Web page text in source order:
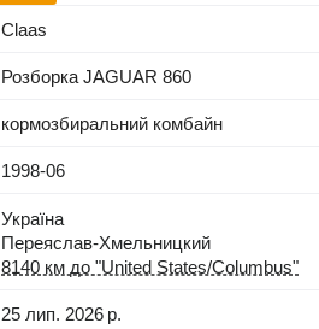
Claas
Розборка JAGUAR 860
кормозбиральний комбайн
1998-06
Україна
Переяслав-Хмельницкий
8140 км до "United States/Columbus"
25 лип. 2026 р.